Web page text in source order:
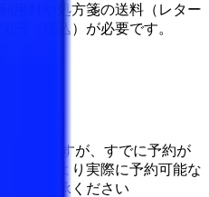
用料や処方箋の送料（レター
円（税込）が必要です。
通りですが、すでに予約が
などにより実際に予約可能な
でご了承ください